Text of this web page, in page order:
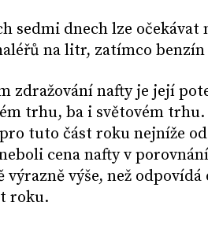
sedmi dnech lze
na litr, zatímco
zdražování nafty je její
trhu, ba i světovém trhu.
tuto část roku nejníže
cena nafty v
výrazně výše, než
roku.